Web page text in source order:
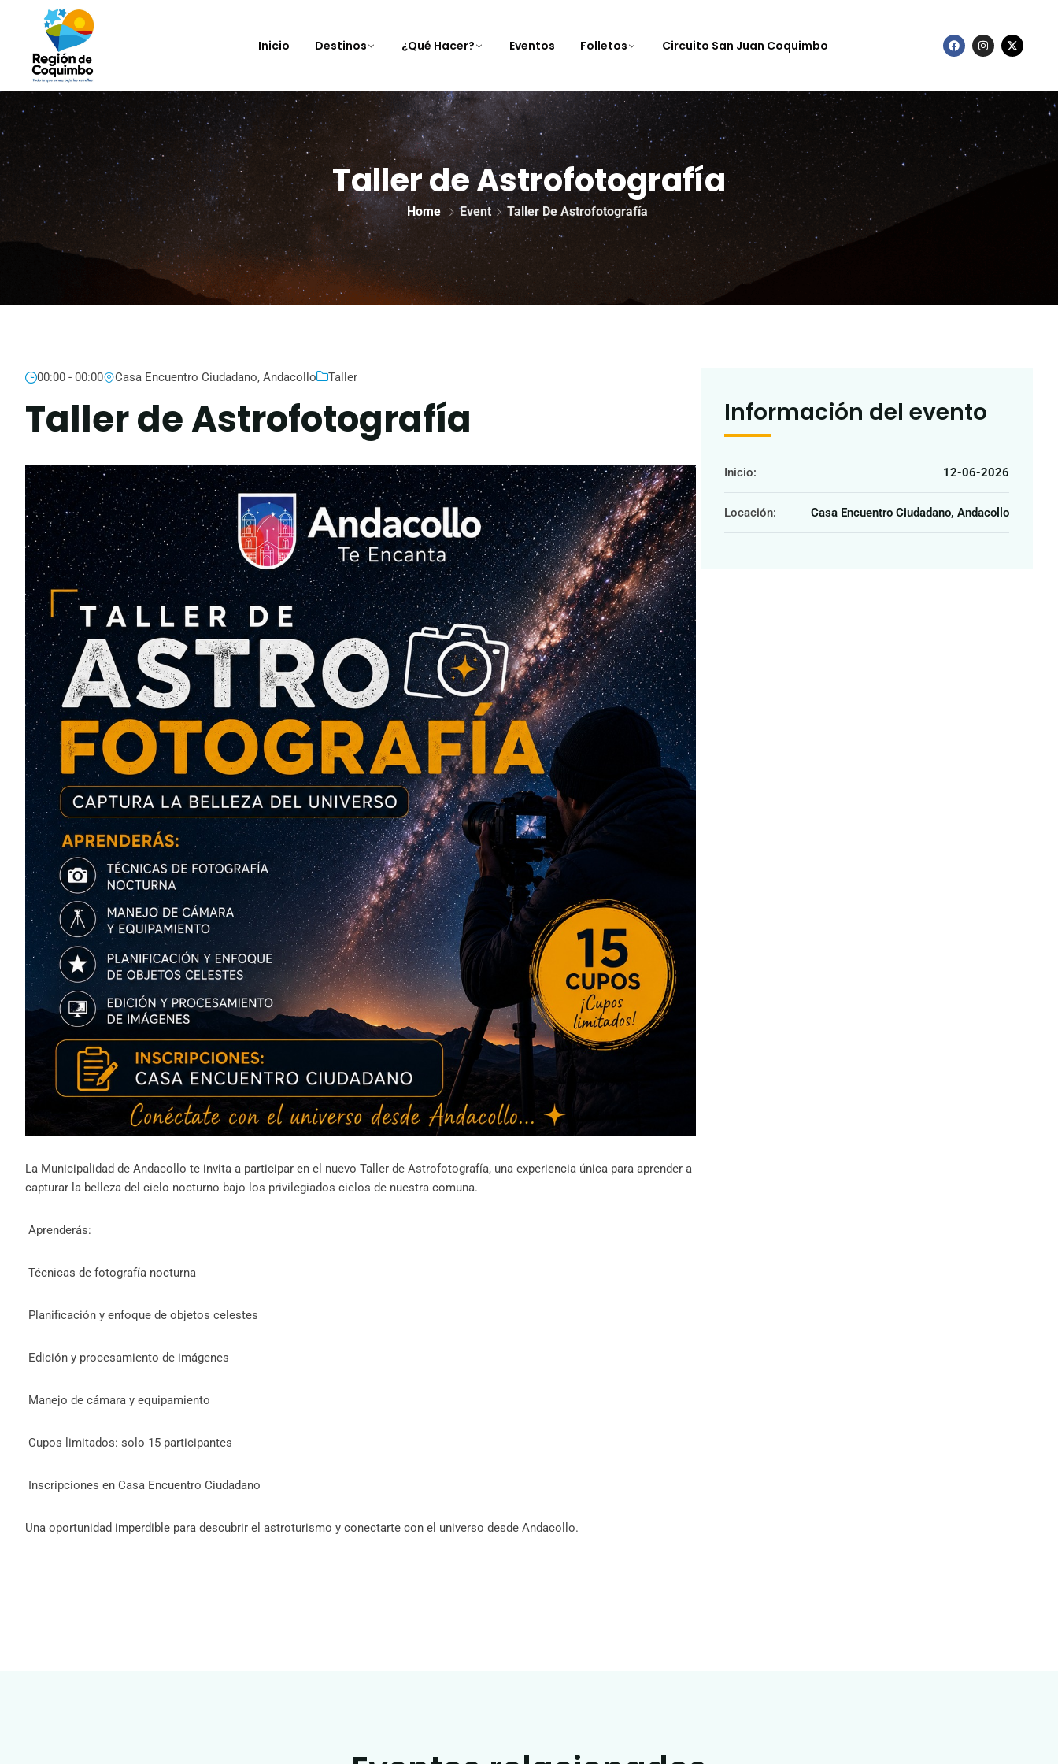
Inicio Destinos ¿Qué Hacer? Eventos Folletos Circuito San Juan Coquimbo
Taller de Astrofotografía
Home Event Taller De Astrofotografía
00:00 - 00:00 Casa Encuentro Ciudadano, Andacollo Taller
Taller de Astrofotografía
La Municipalidad de Andacollo te invita a participar en el nuevo Taller de Astrofotografía, una experiencia única para aprender a
capturar la belleza del cielo nocturno bajo los privilegiados cielos de nuestra comuna.
Aprenderás:
Técnicas de fotografía nocturna
Planificación y enfoque de objetos celestes
Edición y procesamiento de imágenes
Manejo de cámara y equipamiento
Cupos limitados: solo 15 participantes
Inscripciones en Casa Encuentro Ciudadano
Una oportunidad imperdible para descubrir el astroturismo y conectarte con el universo desde Andacollo.
Información del evento
Inicio: 12-06-2026
Locación: Casa Encuentro Ciudadano, Andacollo